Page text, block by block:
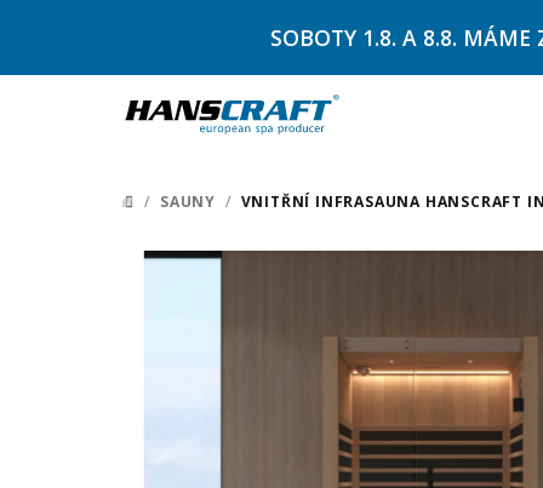
obsah
SOBOTY 1.8. A 8.8. MÁME
DOMŮ
/ SAUNY / VNITŘNÍ INFRASAUNA HANSCRAFT